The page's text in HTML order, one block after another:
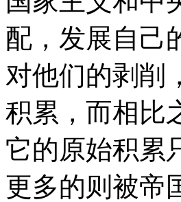
配，发展自己
对他们的剥削
积累，而相比
它的原始积累
更多的则被帝